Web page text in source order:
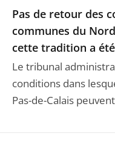
Pas de retour des
communes du
cette tradition a
Le tribunal
conditions dans
Pas-de-Calais